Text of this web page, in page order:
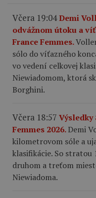
Včera 19:04Demi
odvážnom útoku a
France Femmes.
sólo do víťazného
vo vedení celkovej
Niewiadomom, ktorá
Borghini.
Včera 18:57 Výsledky
Femmes 2026.Demi
kilometrovom sóle a
klasifikácie. So stratou
druhom a treťom
Niewiadoma.